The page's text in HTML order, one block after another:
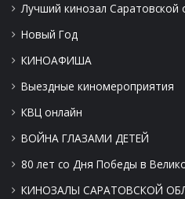
Лучший кинозал Саратовской
Новый Год
КИНОАФИША
Выездные киномероприятия
КВЦ онлайн
ВОЙНА ГЛАЗАМИ ДЕТЕЙ
80 лет со Дня Победы в
КИНОЗАЛЫ САРАТОВСКОЙ